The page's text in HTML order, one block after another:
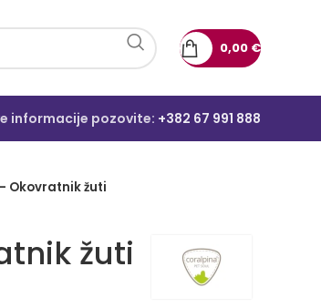
0,00 €
informacije pozovite: +382 67 991 888
Okovratnik žuti
žuti